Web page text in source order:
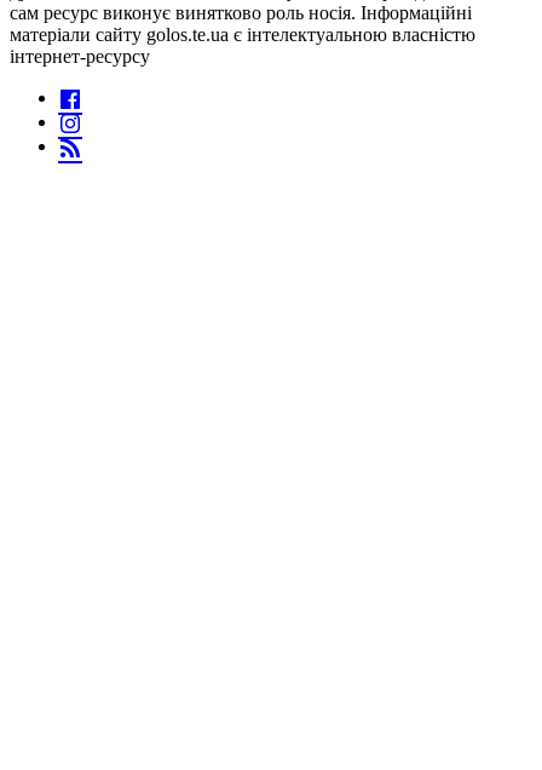
сам ресурс виконує винятково роль носія. Інформаційні
матеріали сайту golos.te.ua є інтелектуальною власністю
інтернет-ресурсу